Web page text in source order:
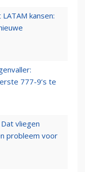
kansen:
777-9’s te
vliegen
probleem voor